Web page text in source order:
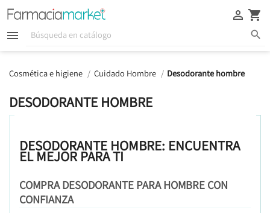
  
 
Cosmética e higiene Cuidado Hombre Desodorante hombre
DESODORANTE HOMBRE
DESODORANTE HOMBRE: ENCUENTRA
EL MEJOR PARA TI
COMPRA DESODORANTE PARA HOMBRE CON
CONFIANZA